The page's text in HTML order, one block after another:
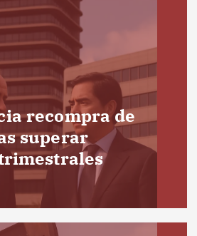
recompra de
superar